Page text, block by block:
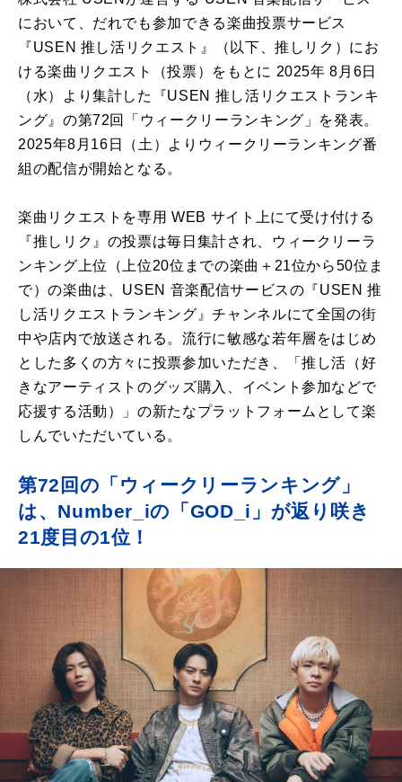
において、だれでも参加できる楽曲投票サービス
『USEN 推し活リクエスト』（以下、推しリク）にお
ける楽曲リクエスト（投票）をもとに 2025年 8月6日
（水）より集計した『USEN 推し活リクエストランキ
ング』の第72回「ウィークリーランキング」を発表。
2025年8月16日（土）よりウィークリーランキング番
組の配信が開始となる。
楽曲リクエストを専用 WEB サイト上にて受け付ける
『推しリク』の投票は毎日集計され、ウィークリーラ
ンキング上位（上位20位までの楽曲＋21位から50位ま
で）の楽曲は、USEN 音楽配信サービスの『USEN 推
し活リクエストランキング』チャンネルにて全国の街
中や店内で放送される。流行に敏感な若年層をはじめ
とした多くの方々に投票参加いただき、「推し活（好
きなアーティストのグッズ購入、イベント参加などで
応援する活動）」の新たなプラットフォームとして楽
しんでいただいている。
第72回の「ウィークリーランキング」
は、Number_iの「GOD_i」が返り咲き
21度目の1位！